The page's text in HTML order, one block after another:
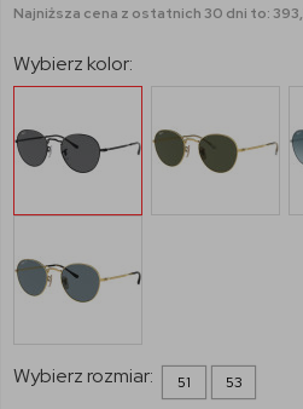
Najniższa cena z ostatnich 30 dni to:
Wybierz kolor:
Wybierz rozmiar: 51 53